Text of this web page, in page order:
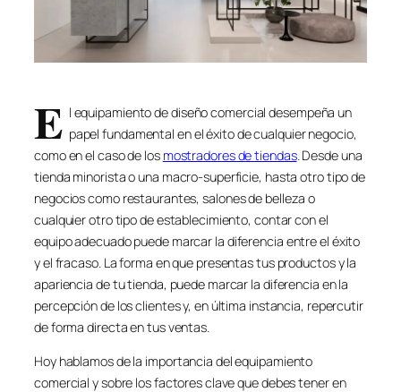
E l equipamiento de diseño comercial desempeña un
papel fundamental en el éxito de cualquier negocio,
como en el caso de los mostradores de tiendas. Desde una
tienda minorista o una macro-superficie, hasta otro tipo de
negocios como restaurantes, salones de belleza o
cualquier otro tipo de establecimiento, contar con el
equipo adecuado puede marcar la diferencia entre el éxito
y el fracaso. La forma en que presentas tus productos y la
apariencia de tu tienda, puede marcar la diferencia en la
percepción de los clientes y, en última instancia, repercutir
de forma directa en tus ventas.
Hoy hablamos de la importancia del equipamiento
comercial y sobre los factores clave que debes tener en